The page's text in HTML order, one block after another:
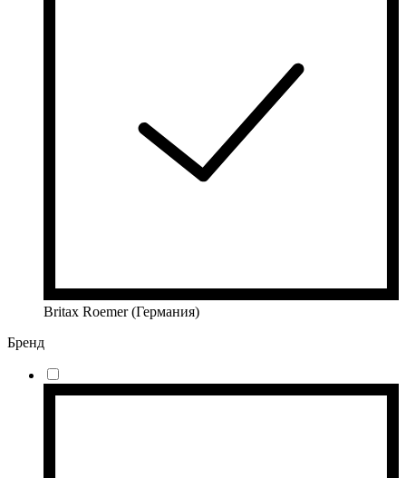
Britax Roemer (Германия)
Бренд